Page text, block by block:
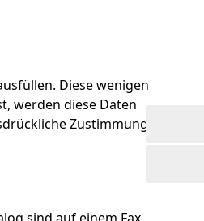
Diese wenigen
werden diese Daten
Zustimmung